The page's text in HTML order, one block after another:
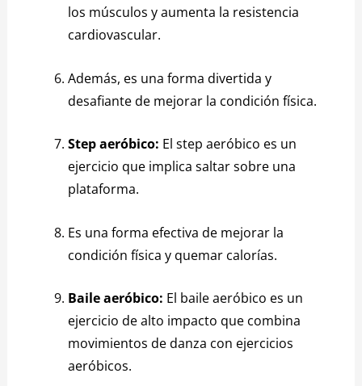
los músculos y aumenta la resistencia
cardiovascular.
Además, es una forma divertida y
desafiante de mejorar la condición física.
Step aeróbico: El step aeróbico es un
ejercicio que implica saltar sobre una
plataforma.
Es una forma efectiva de mejorar la
condición física y quemar calorías.
Baile aeróbico: El baile aeróbico es un
ejercicio de alto impacto que combina
movimientos de danza con ejercicios
aeróbicos.